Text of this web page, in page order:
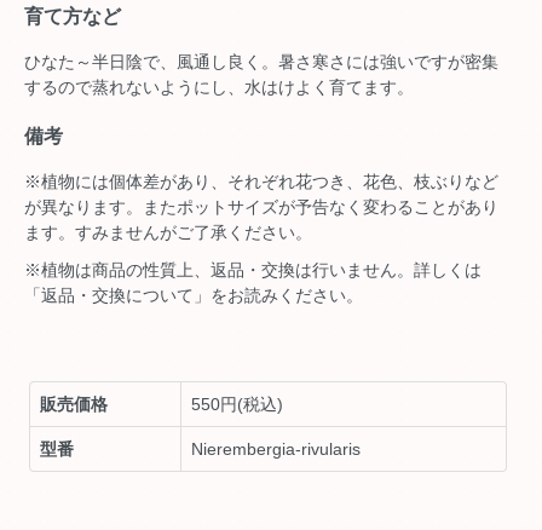
育て方など
ひなた～半日陰で、風通し良く。暑さ寒さには強いですが密集
するので蒸れないようにし、水はけよく育てます。
備考
※植物には個体差があり、それぞれ花つき、花色、枝ぶりなど
が異なります。またポットサイズが予告なく変わることがあり
ます。すみませんがご了承ください。
※植物は商品の性質上、返品・交換は行いません。詳しくは
「返品・交換について」をお読みください。
販売価格 550円(税込)
型番 Nierembergia-rivularis